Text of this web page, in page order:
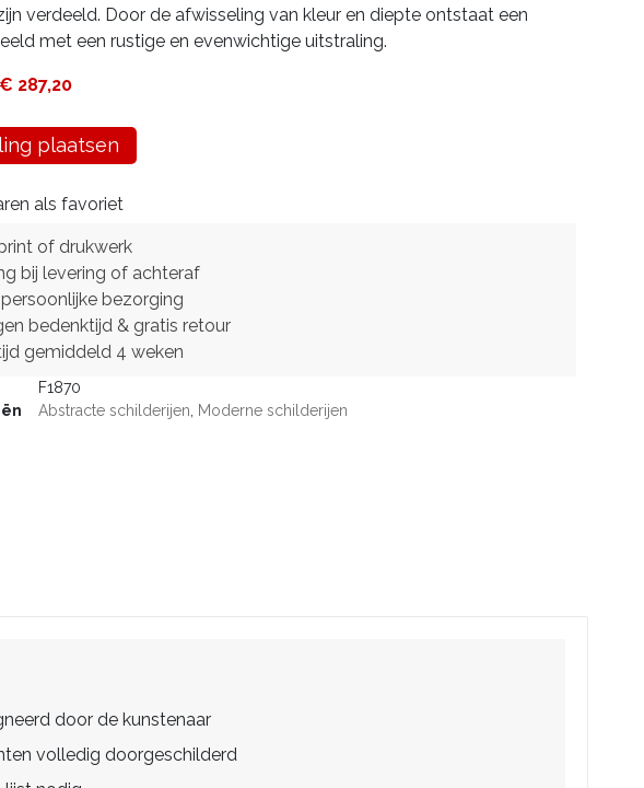
verdeeld. Door de afwisseling van kleur en diepte ontstaat een
met een rustige en evenwichtige uitstraling.
€ 287,20
plaatsen
als favoriet
of drukwerk
bij levering of achteraf
bezorging
bedenktijd & gratis retour
gemiddeld 4 weken
F1870
Abstracte schilderijen Moderne schilderijen
door de kunstenaar
volledig doorgeschilderd